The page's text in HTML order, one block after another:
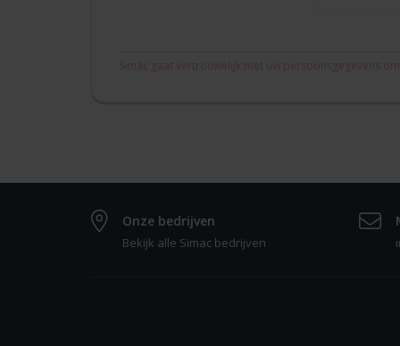
Onze bedrijven
Bekijk alle Simac bedrijven